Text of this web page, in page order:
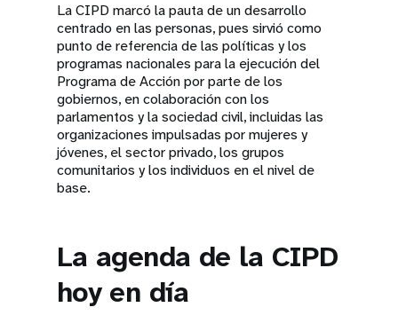
La CIPD marcó la pauta de un desarrollo
centrado en las personas, pues sirvió como
punto de referencia de las políticas y los
programas nacionales para la ejecución del
Programa de Acción por parte de los
gobiernos, en colaboración con los
parlamentos y la sociedad civil, incluidas las
organizaciones impulsadas por mujeres y
jóvenes, el sector privado, los grupos
comunitarios y los individuos en el nivel de
base.
La agenda de la CIPD
hoy en día